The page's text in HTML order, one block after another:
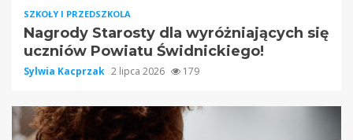
SZKOŁY I PRZEDSZKOLA
Nagrody Starosty dla wyróżniających się
uczniów Powiatu Świdnickiego!
Sylwia Kacprzak 2 lipca 2026 179